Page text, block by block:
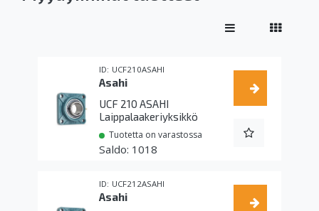
UCF210ASAHI
Asahi
UCF 210 ASAHI
Laippalaakeriyksikkö
Tuotetta on varastossa
1018
UCF212ASAHI
Asahi